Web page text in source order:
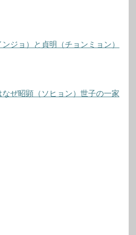
ジョ）と貞明（チョンミョン）
ぜ昭顕（ソヒョン）世子の一家